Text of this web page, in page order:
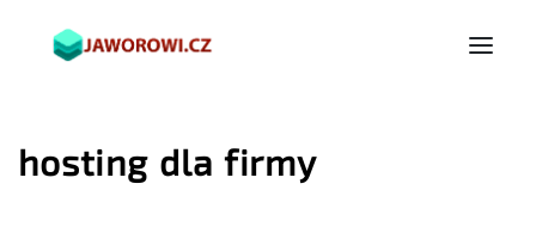
hosting dla firmy